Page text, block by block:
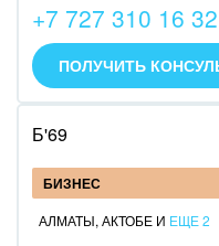
+7 727 310 16 32
ПОЛУЧИТЬ
Б'69
БИЗНЕС
АЛМАТЫ, АКТОБЕ И ЕЩЕ 2